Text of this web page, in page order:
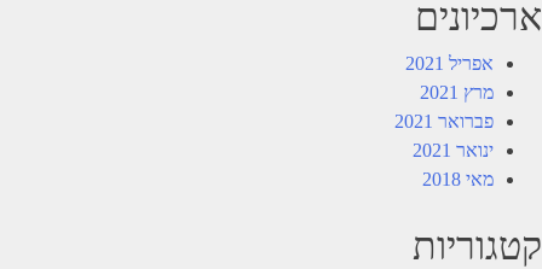
ארכיונים
אפריל 2021
מרץ 2021
פברואר 2021
ינואר 2021
מאי 2018
קטגוריות